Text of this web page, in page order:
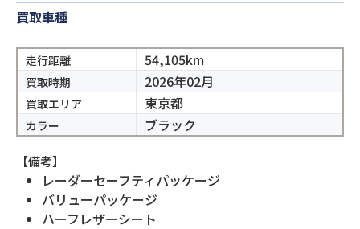
買取車種
走行距離 54,105km
買取時期 2026年02月
買取エリア 東京都
カラー ブラック
【備考】
レーダーセーフティパッケージ
バリューパッケージ
ハーフレザーシート